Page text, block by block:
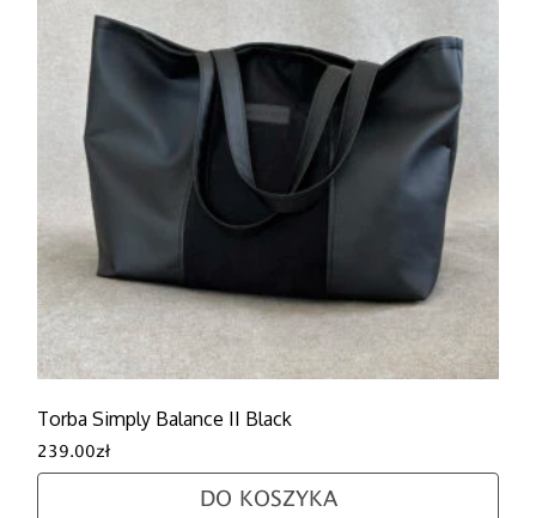
Torba Simply Balance II Black
239.00zł
DO KOSZYKA